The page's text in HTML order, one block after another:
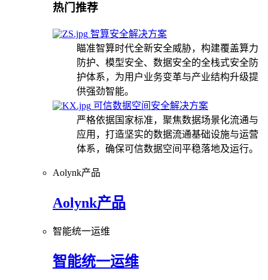
热门推荐
智算安全解决方案
瞄准智算时代全新安全威胁，构建覆盖算力
防护、模型安全、数据安全的全栈式安全防
护体系，为用户业务变革与产业结构升级提
供强劲智能。
可信数据空间安全解决方案
严格依据国家标准，聚焦数据场景化流通与
应用，打造坚实的数据流通基础设施与运营
体系，确保可信数据空间平稳落地及运行。
Aolynk产品
Aolynk产品
智能统一运维
智能统一运维